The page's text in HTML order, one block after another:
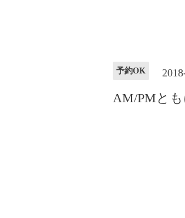
予約OK
AM/PMと